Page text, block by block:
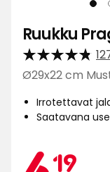
Ruukku
Ø29x22 cm
Irrotettavat
Saatavana
19